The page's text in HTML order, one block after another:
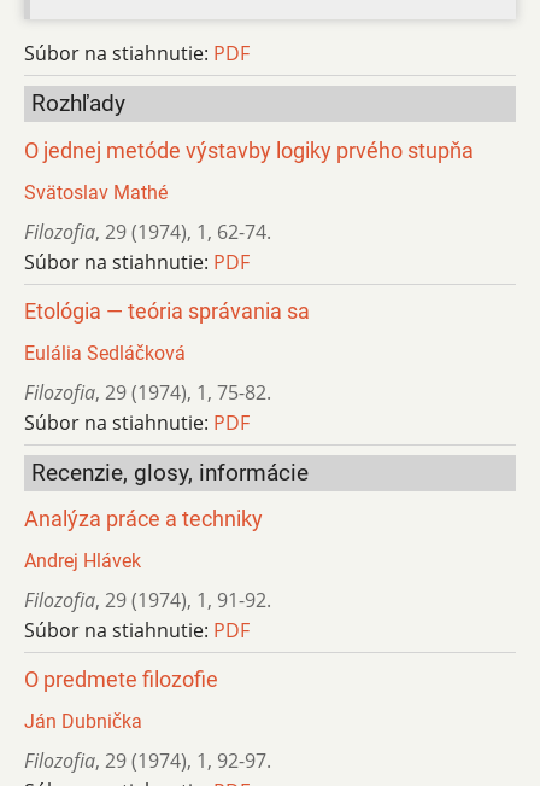
Súbor na stiahnutie: PDF
Rozhľady
O jednej metóde výstavby logiky prvého stupňa
Svätoslav Mathé
Filozofia, 29 (1974), 1, 62-74.
Súbor na stiahnutie: PDF
Etológia — teória správania sa
Eulália Sedláčková
Filozofia, 29 (1974), 1, 75-82.
Súbor na stiahnutie: PDF
Recenzie, glosy, informácie
Analýza práce a techniky
Andrej Hlávek
Filozofia, 29 (1974), 1, 91-92.
Súbor na stiahnutie: PDF
O predmete filozofie
Ján Dubnička
Filozofia, 29 (1974), 1, 92-97.